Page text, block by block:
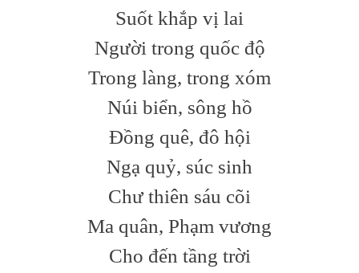
Suốt khắp vị lai
Người trong quốc độ
Trong làng, trong xóm
Núi biển, sông hồ
Đồng quê, đô hội
Ngạ quỷ, súc sinh
Chư thiên sáu cõi
Ma quân, Phạm vương
Cho đến tầng trời